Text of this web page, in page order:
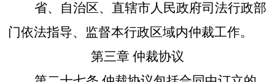
省、自治区、直辖市人民政府司法行政部
门依法指导、监督本行政区域内仲裁工作。
第三章 仲裁协议